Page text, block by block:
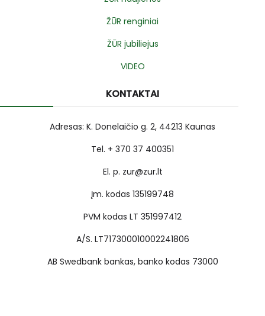
ŽŪR renginiai
ŽŪR jubiliejus
VIDEO
KONTAKTAI
Adresas: K. Donelaičio g. 2, 44213 Kaunas
Tel. + 370 37 400351
El. p. zur@zur.lt
Įm. kodas 135199748
PVM kodas LT 351997412
A/S. LT717300010002241806
AB Swedbank bankas, banko kodas 73000